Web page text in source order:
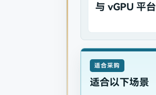
与 vGPU 平台
适合采购
适合以下场景